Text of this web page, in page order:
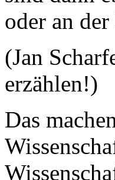
oder an
(Jan
erzählen!)
Das